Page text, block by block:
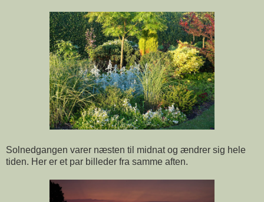
Solnedgangen varer næsten til midnat og ændrer sig hele
tiden. Her er et par billeder fra samme aften.